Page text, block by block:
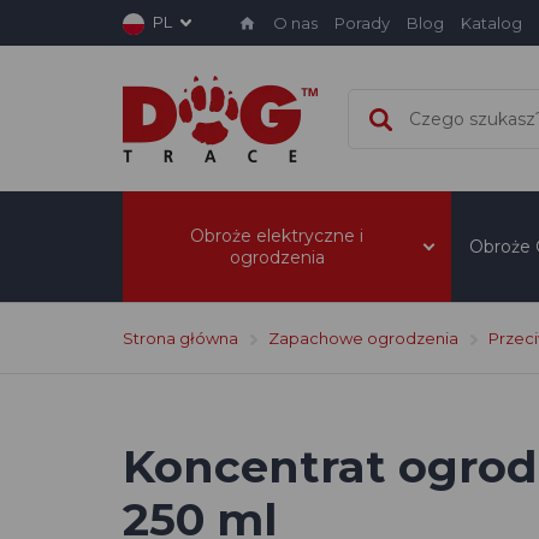
PL O nas Porady Blog Katalog
Obroże elektryczne i
ogrodzenia
Obroże
Strona główna Zapachowe ogrodzenia
Koncentrat
250 ml